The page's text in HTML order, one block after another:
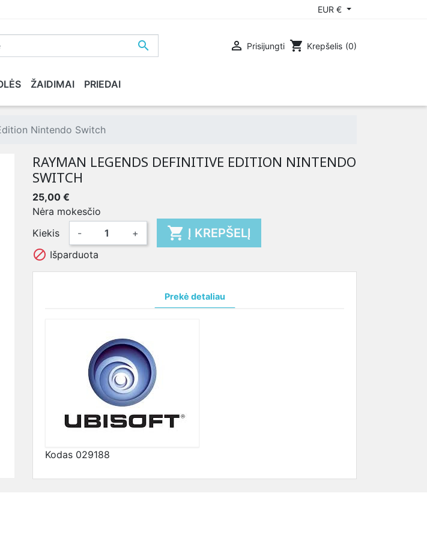
EUR €
  Prisijungti shopping_cart Krepšelis (0)
ŽAIDIMAI
SERIES X NINTENDO XBOX 360 PLAYSTATION 3
PRIEDAI
Nintendo Switch
RAYMAN LEGENDS DEFINITIVE EDITION NINTENDO
SWITCH
25,00 €
Nėra mokesčio
Kiekis
- +  Į KREPŠELĮ
 Išparduota
Prekė detaliau
Kodas 029188